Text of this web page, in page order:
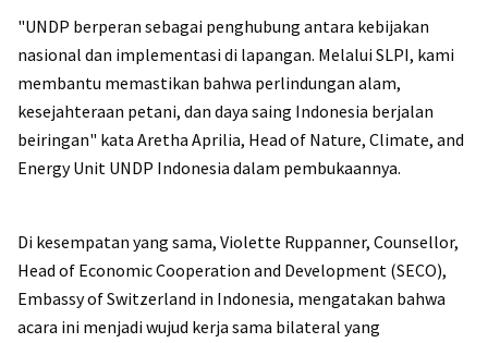
"UNDP berperan sebagai penghubung antara kebijakan
nasional dan implementasi di lapangan. Melalui SLPI, kami
membantu memastikan bahwa perlindungan alam,
kesejahteraan petani, dan daya saing Indonesia berjalan
beiringan" kata Aretha Aprilia, Head of Nature, Climate, and
Energy Unit UNDP Indonesia dalam pembukaannya.
Di kesempatan yang sama, Violette Ruppanner, Counsellor,
Head of Economic Cooperation and Development (SECO),
Embassy of Switzerland in Indonesia, mengatakan bahwa
acara ini menjadi wujud kerja sama bilateral yang